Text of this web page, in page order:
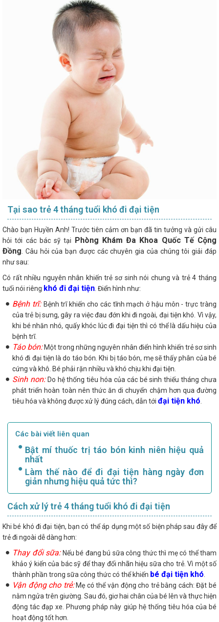
Tại sao trẻ 4 tháng tuổi khó đi đại tiện
Chào bạn Huyền Anh! Trước tiên cảm ơn bạn đã tin tưởng và gửi câu
hỏi tới các bác sỹ tại Phòng Khám Đa Khoa Quốc Tế Cộng
Đồng . Câu hỏi của bạn được các chuyên gia của chúng tôi giải đáp
như sau:
Có rất nhiều nguyên nhân khiến trẻ sơ sinh nói chung và trẻ 4 tháng
tuổi nói riêng khó đi đại tiện . Điển hình như:
Bệnh trĩ: Bệnh trĩ khiến cho các tĩnh mạch ở hậu môn - trực tràng
của trẻ bị sưng, gây ra việc đau đớn khi đi ngoài, đại tiện khó. Vì vậy,
khi bé nhăn nhó, quấy khóc lúc đi đại tiện thì có thể là dấu hiệu của
bệnh trĩ.
Táo bón:Một trong những nguyên nhân điển hình khiến trẻ sơ sinh
khó đi đại tiện là do táo bón. Khi bị táo bón, mẹ sẽ thấy phân của bé
cứng và khô. Bé phải rặn nhiều và khó chịu khi đại tiện.
Sinh non:Do hệ thống tiêu hóa của các bé sinh thiếu tháng chưa
phát triển hoàn toàn nên thức ăn di chuyển chậm hơn qua đường
tiêu hóa và không được xử lý đúng cách, dẫn tới đại tiện khó
Các bài viết liên quan
Bật mí thuốc trị táo bón kinh niên hiệu quả
nhất
Làm thế nào để đi đại tiện hàng ngày đơn
giản nhưng hiệu quả tức thì?
Cách xử lý trẻ 4 tháng tuổi khó đi đại tiện
Khi bé khó đi đại tiện, bạn có thể áp dụng một số biện pháp sau đây để
trẻ đi ngoài dễ dàng hơn:
Thay đổi sữa:Nếu bé đang bú sữa công thức thì mẹ có thể tham
khảo ý kiến của bác sỹ để thay đổi nhãn hiệu sữa cho trẻ. Vì một số
thành phần trong sữa công thức có thể khiến bé đại tiện khó
Vận động cho trẻ:Mẹ có thể vận động cho trẻ bằng cách: Đặt bé
nằm ngửa trên giường. Sau đó, giơ hai chân của bé lên và thực hiện
động tác đạp xe. Phương pháp này giúp hệ thống tiêu hóa của bé
hoạt động tốt hơn.